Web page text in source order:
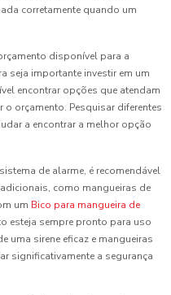
corretamente quando um
disponível para a
seja importante investir em um
encontrar opções que atendam
orçamento. Pesquisar diferentes
a encontrar a melhor opção
de alarme, é recomendável
como mangueiras de
um Bico para mangueira de
esteja sempre pronto para uso
uma sirene eficaz e mangueiras
significativamente a segurança